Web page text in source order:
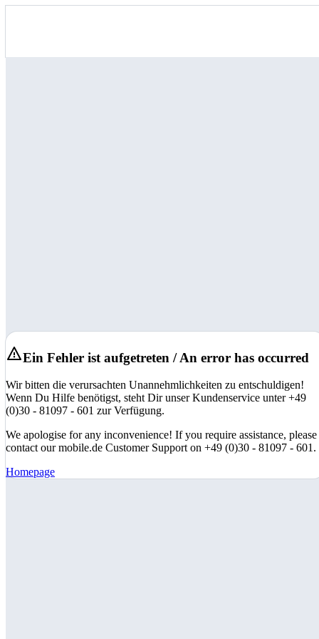
Ein Fehler ist aufgetreten / An error has occurred
Wir bitten die verursachten Unannehmlichkeiten zu entschuldigen!
Wenn Du Hilfe benötigst, steht Dir unser Kundenservice unter +49
(0)30 - 81097 - 601 zur Verfügung.
We apologise for any inconvenience! If you require assistance, please
contact our mobile.de Customer Support on +49 (0)30 - 81097 - 601.
Homepage